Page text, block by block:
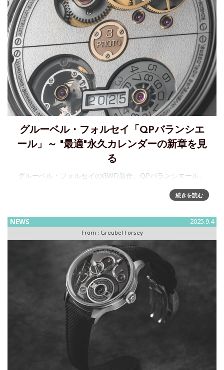
グルーベル・フォルセイ「QPバランシエ
ール」～ "最適"永久カレンダーの新章を見
る
グルーベル・フォルセイのGWD新作、QPバランシエール。
スの同時公開です。2015年初出の永久カレンダーを最近のグ
トフォームによる「
続きを読む
NEWS 2025.9.4
From : Greubel Forsey